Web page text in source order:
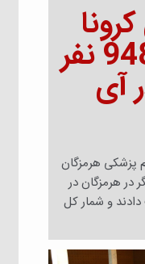
در هرمزگان به 948 نفر
در آی‌
پزشکی هرمزگان
3 بیمار دیگر در هرمزگان در
دادند و شمار کل